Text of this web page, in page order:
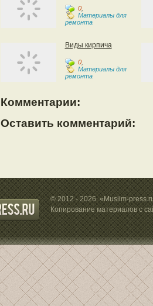
0,
Материалы для
ремонта
Виды кирпича
0,
Материалы для
ремонта
Комментарии:
Оставить комментарий:
© 2012 - 2026. «Muslim-
Копирование материалов с